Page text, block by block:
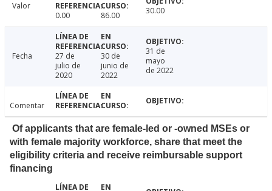
Valor
0.00
86.00 30.00
Fecha
27 de
julio de
2020
30 de
junio de
2022
31 de
mayo
de 2022
Comentar
Of applicants that are female-led or -owned MSEs or
with female majority workforce, share that meet the
eligibility criteria and receive reimbursable support
financing